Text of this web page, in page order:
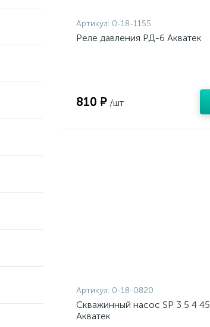
Артикул: 0-18-1155
Реле давления РД-6 Акватек
810 ₽ /шт
Артикул: 0-18-0820
Скважинный насос SP 3 5 4 45
Акватек